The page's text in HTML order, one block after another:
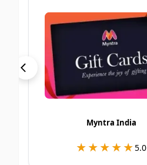
Myntra India
★★★★★
★★★★★5.0